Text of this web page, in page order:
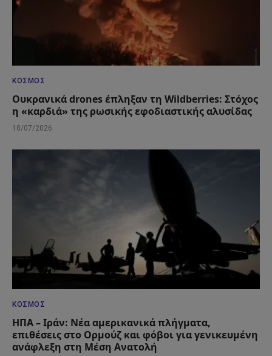
ΚΌΣΜΟΣ
Ουκρανικά drones έπληξαν τη Wildberries: Στόχος
η «καρδιά» της ρωσικής εφοδιαστικής αλυσίδας
18/07/2026
ΚΌΣΜΟΣ
ΗΠΑ – Ιράν: Νέα αμερικανικά πλήγματα,
επιθέσεις στο Ορμούζ και φόβοι για γενικευμένη
ανάφλεξη στη Μέση Ανατολή